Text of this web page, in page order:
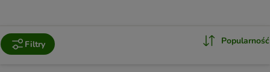
Filtry Popularność